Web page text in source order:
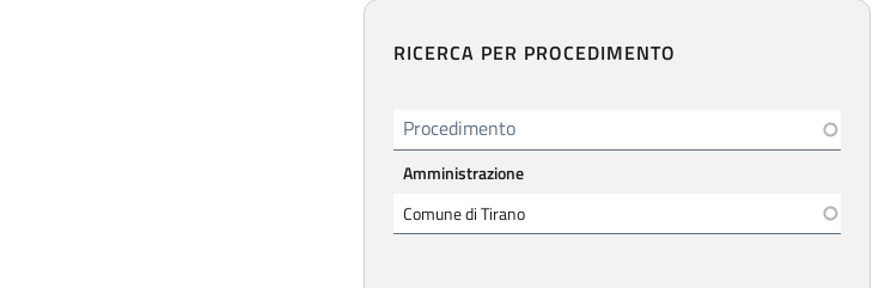
RICERCA PER PROCEDIMENTO
Procedimento
Amministrazione